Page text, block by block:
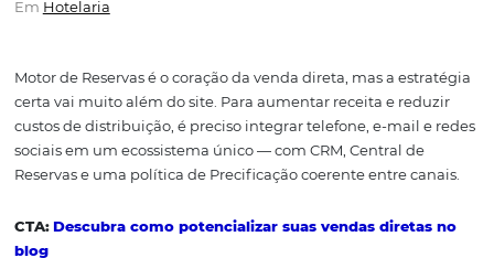
O que é venda direta (e
que vai além do site)?
Em Hotelaria
certa vai muito além do site. Para aumentar receita e
custos de distribuição, é preciso integrar telefone, e-